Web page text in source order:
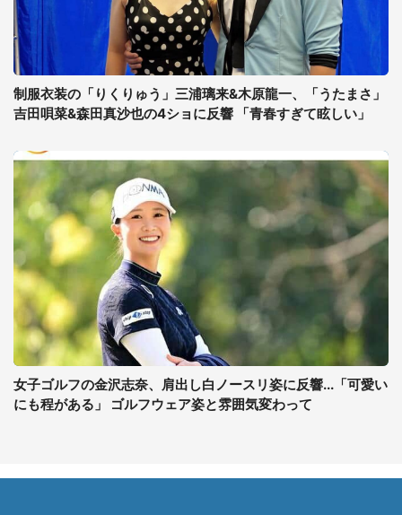
制服衣装の「りくりゅう」三浦璃来&木原龍一、「うたまさ」
吉田唄菜&森田真沙也の4ショに反響 「青春すぎて眩しい」
女子ゴルフの金沢志奈、肩出し白ノースリ姿に反響...「可愛い
にも程がある」 ゴルフウェア姿と雰囲気変わって